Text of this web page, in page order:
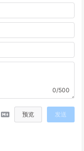
0/500
预览 发送